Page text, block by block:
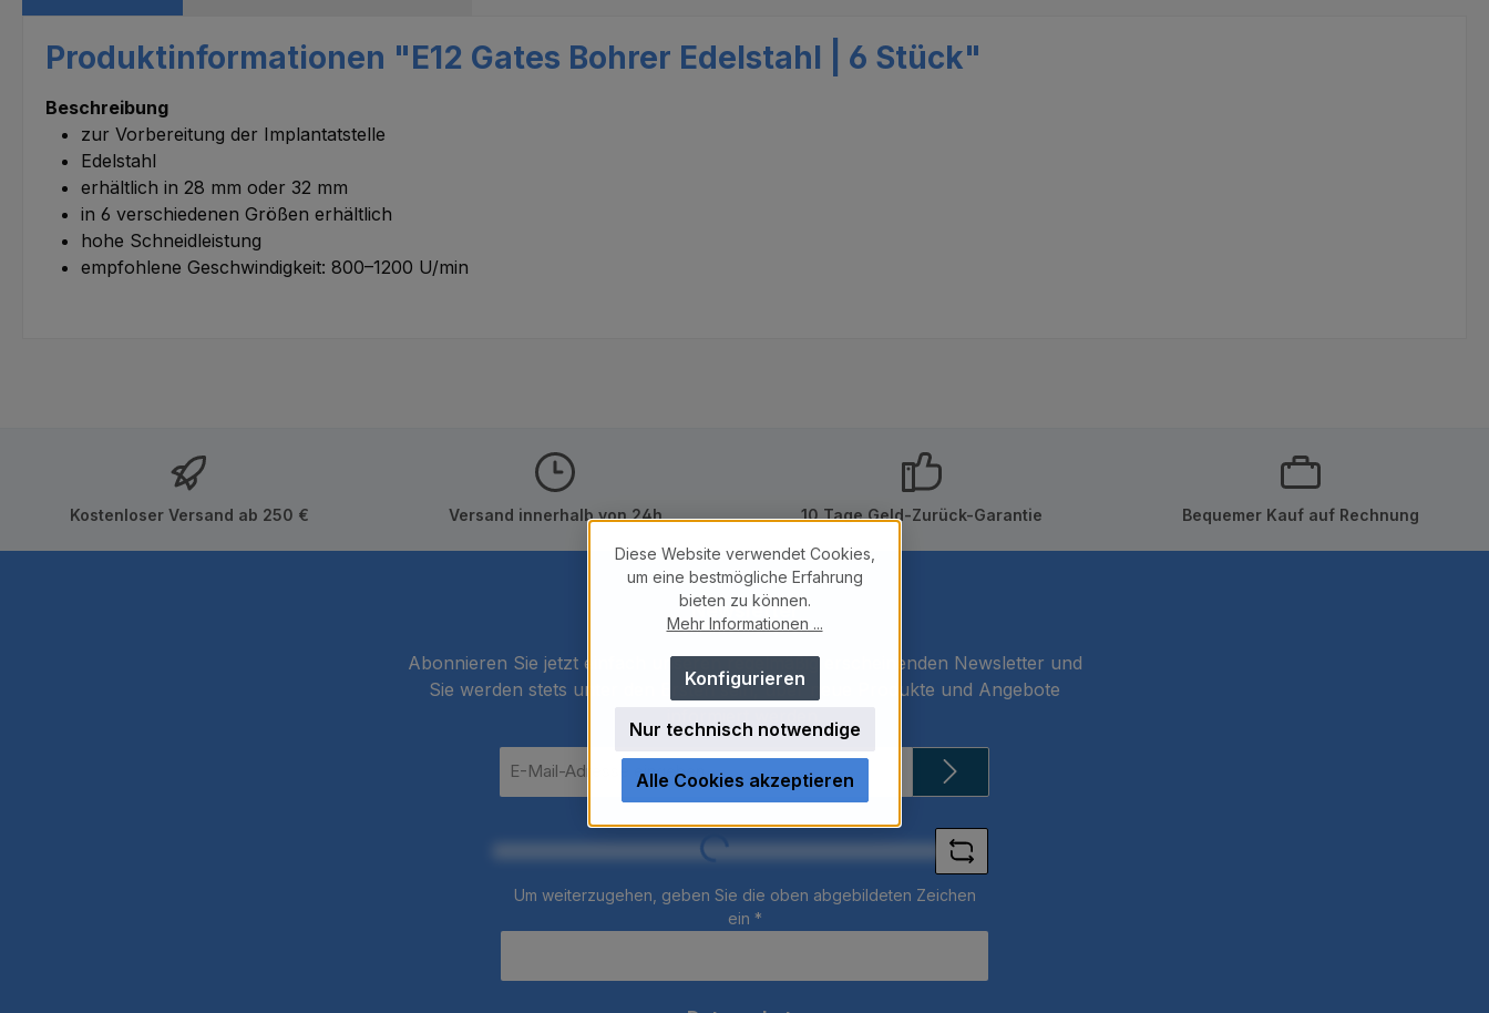
Produktinformationen "E12 Gates Bohrer Edelstahl | 6 Stück"
Beschreibung
zur Vorbereitung der Implantatstelle
Edelstahl
erhältlich in 28 mm oder 32 mm
in 6 verschiedenen Größen erhältlich
hohe Schneidleistung
empfohlene Geschwindigkeit: 800–1200 U/min
Kostenloser Versand ab 250 € Versand innerhalb von 24h 10 Tage Geld-Zurück-Garantie Bequemer Kauf auf Rechnung
Newsletter
Abonnieren Sie jetzt einfach unseren regelmäßig erscheinenden Newsletter und
Sie werden stets unter den Ersten sein, über neue Produkte und Angebote
Mail-
Loading...
Um weiterzugehen, geben Sie die oben abgebildeten Zeichen
ein *
Diese Website verwendet Cookies,
um eine bestmögliche Erfahrung
bieten zu können.
Mehr Informationen ...
Nur technisch notwendige
Konfigurieren
Alle Cookies akzeptieren